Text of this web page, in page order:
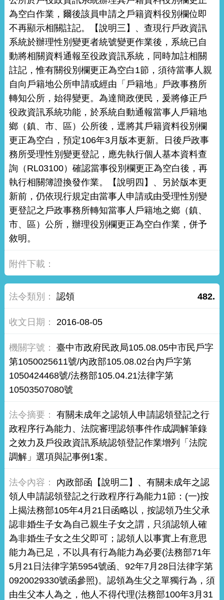
為空白作業，爾後該員申請之戶籍資料役別欄位即
不再顯示相關註記。【說明三】、查現行戶政資訊
系統於辦理性別變更者統號變更作業後，系統已自
動將相關資料通報至役政資訊系統，同時加註相關
註記，惟有關役別欄更正為空白1節，須待當事人親
自向戶籍地公所申請或經由「戶籍地」戶政事務所
轉知公所，始得變更。為達簡政便民，爰將修正戶
役政資訊系統功能，於系統自動通報當事人戶籍地
鄉（鎮、市、區）公所後，逕將其戶籍資料役別欄
更正為空白，預定106年3月版本更新。日後戶政事
務所受理性別變更登記，應先執行個人基本資料查
詢（RL03100）確認當事役別欄更正為空白後，再
執行相關簿證換發作業。【說明四】、另於版本更
新前，仍依現行規定由當事人申請或由受理性別變
更登記之戶政事務所轉知當事人戶籍地之鄉（鎮、
市、區）公所，辦理役別欄更正為空白作業，併予
敘明。
482.
認領
2016-08-05
臺中市政府民政局105.08.05中市民戶字
第1050025611號/內政部105.08.02台內戶字第
1050424468號/法務部105.04.21法律字第
10503507080號
有關未成年之認領人申請認領登記之行
政程序行為能力、法院審理認領事件作成調解筆錄
之效力及戶役政資訊系統認領登記作業增列「法院
調解」選項與記事例1案。
內政部函【說明二】、有關未成年之認
領人申請認領登記之行政程序行為能力1節：(一)按
上揭法務部105年4月21日函略以，按認領乃生父承
認非婚生子女為自己親生子女之謂，只須認領人確
為非婚生子女之生父即可；認領人以事實上有意思
能力為已足，不以具有行為能力為必要(法務部71年
5月21日法律字第5954號函、92年7月28日法律字第
0920029330號函參照)。認領為生父之單獨行為，須
由生父本人為之，他人不得代理(法務部100年3月31